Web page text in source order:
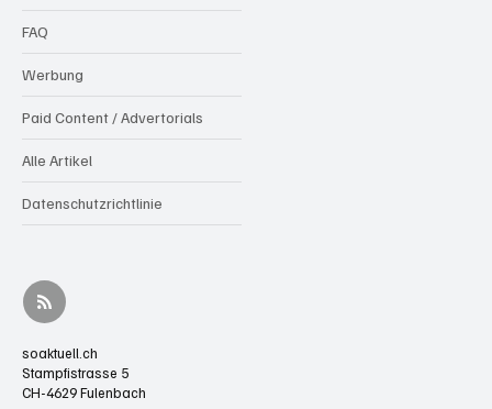
FAQ
Werbung
Paid Content / Advertorials
Alle Artikel
Datenschutzrichtlinie
soaktuell.ch
Stampfistrasse 5
CH-4629 Fulenbach